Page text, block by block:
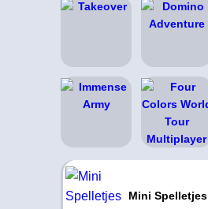
Mini Spelletjes